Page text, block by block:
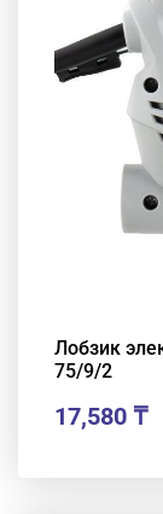
Лобзик
75/9/2
17,580 ₸